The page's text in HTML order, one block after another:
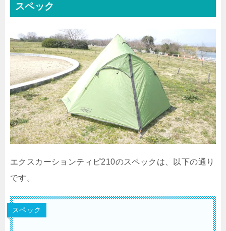
スペック
エクスカーションティピ210のスペックは、以下の通り
です。
スペック